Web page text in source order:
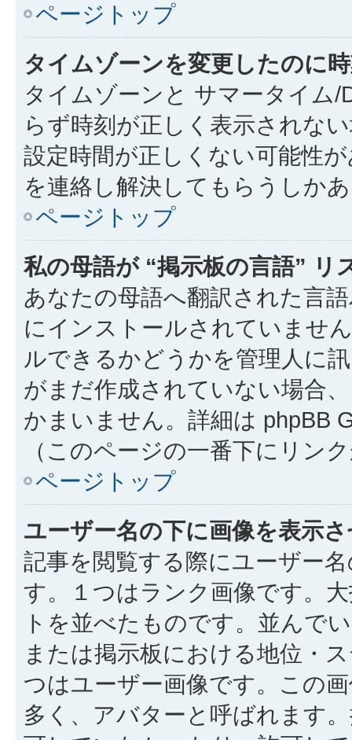
ページトップ
タイムゾーンを変更したのに
タイムゾーンと サマータイム
らず時刻が正しく表示されな
設定時間が正しくない可能性
を連絡し解決してもらうしか
ページトップ
私の母語が “掲示板の言語” リ
あなたの母語へ翻訳された言
にインストールされていませ
ルできるかどうかを管理人に
がまだ作成されていない場合
かまいません。詳細は phpBB
（このページの一番下にリン
ページトップ
ユーザー名の下に画像を表示
記事を閲覧する際にユーザー
す。１つはランク画像です。
トを並べたものです。並んで
または掲示板における地位・
つはユーザー画像です。この
多く、アバターと呼ばれます